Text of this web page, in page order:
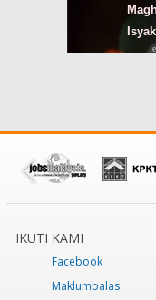
IKUTI KAMI
Facebook
Maklumbalas